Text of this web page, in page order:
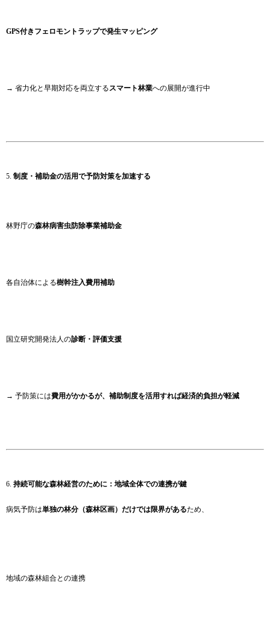
GPS付きフェロモントラップで発生マッピング
→ 省力化と早期対応を両立するスマート林業への展開が進行中
5. 制度・補助金の活用で予防対策を加速する
林野庁の森林病害虫防除事業補助金
各自治体による樹幹注入費用補助
国立研究開発法人の診断・評価支援
→ 予防策には費用がかかるが、補助制度を活用すれば経済的負担が軽減
6. 持続可能な森林経営のために：地域全体での連携が鍵
病気予防は単独の林分（森林区画）だけでは限界があるため、
地域の森林組合との連携